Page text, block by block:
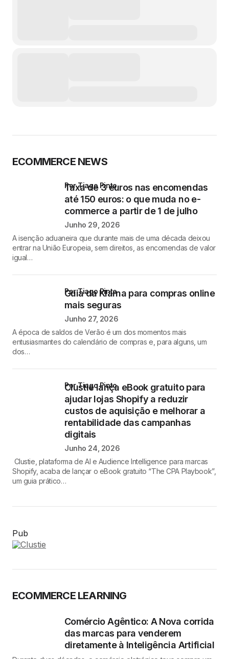
ECOMMERCE NEWS
Taxa de 3 euros nas encomendas
até 150 euros: o que muda no e-
commerce a partir de 1 de julho
por Tiago Pinto
Junho 29, 2026
A isenção aduaneira que durante mais de uma década deixou
entrar na União Europeia, sem direitos, as encomendas de valor
igual…
Guia da Klarna para compras online
mais seguras
por Tiago Pinto
Junho 27, 2026
A época de saldos de Verão é um dos momentos mais
entusiasmantes do calendário de compras e, para alguns, um
dos…
Clustie lança eBook gratuito para
ajudar lojas Shopify a reduzir
custos de aquisição e melhorar a
rentabilidade das campanhas
digitais
por Tiago Pinto
Junho 24, 2026
Clustie, plataforma de AI e Audience Intelligence para marcas
Shopify, acaba de lançar o eBook gratuito “The CPA Playbook”,
um guia prático…
Pub
ECOMMERCE LEARNING
Comércio Agêntico: A Nova corrida
das marcas para venderem
diretamente à Inteligência Artificial